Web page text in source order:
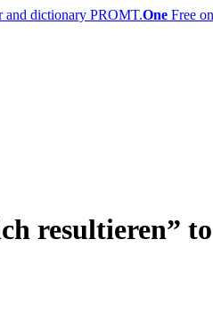
PROMT.One Free
resultieren”